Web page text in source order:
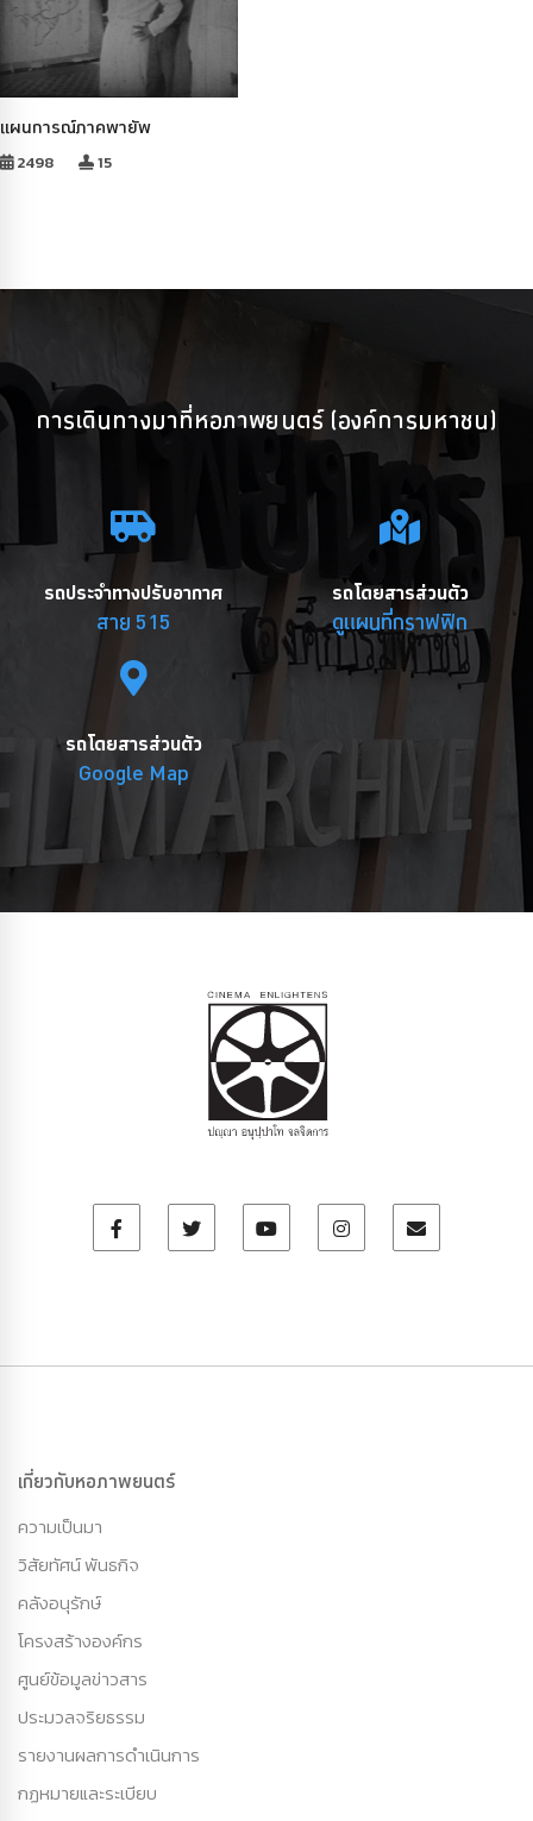
แผนการณ์ภาคพายัพ
2498 15
การเดินทางมาที่หอภาพยนตร์ (องค์การมหาชน)
รถประจำทางปรับอากาศ
สาย 515
รถโดยสารส่วนตัว
ดูแผนที่กราฟฟิก
รถโดยสารส่วนตัว
Google Map
เกี่ยวกับหอภาพยนตร์
ความเป็นมา
วิสัยทัศน์ พันธกิจ
คลังอนุรักษ์
โครงสร้างองค์กร
ศูนย์ข้อมูลข่าวสาร
ประมวลจริยธรรม
รายงานผลการดำเนินการ
กฏหมายและระเบียบ